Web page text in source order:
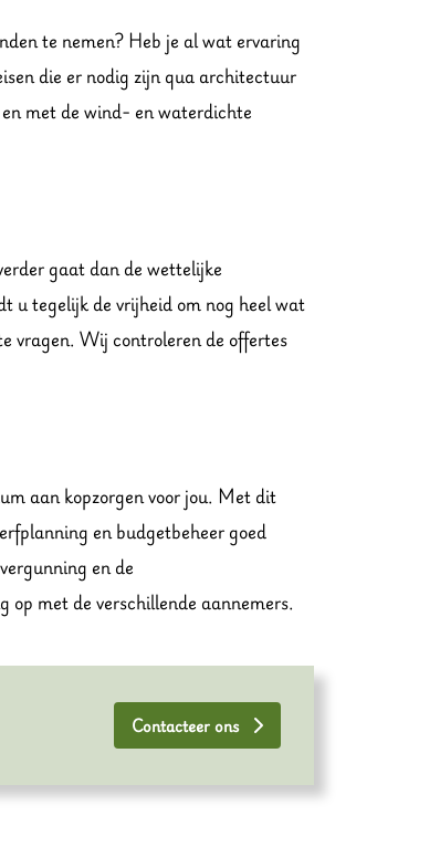
te nemen? Heb je al wat ervaring
die er nodig zijn qua architectuur
met de wind- en waterdichte
gaat dan de wettelijke
u tegelijk de vrijheid om nog heel wat
vragen. Wij controleren de offertes
aan kopzorgen voor jou. Met dit
en budgetbeheer goed
en de
met de verschillende aannemers.
Contacteer ons